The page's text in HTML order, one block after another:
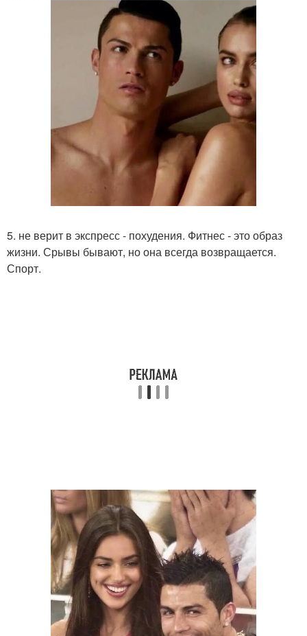
5. не верит в экспресс - похудения. Фитнес - это образ
жизни. Срывы бывают, но она всегда возвращается.
Спорт.